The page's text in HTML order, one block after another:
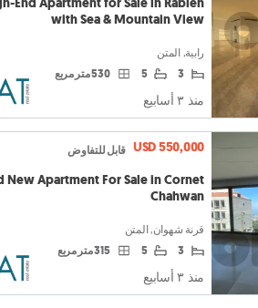
with Sea & Mountain View
رابية, المتن
3
5 530 متر مربع
منذ ٣ أسابيع
USD 550,000 قابل للتفاوض
New Apartment For Sale in Cornet
Chahwan
قرنة شهوان, المتن
3
5 315 متر مربع
منذ ٣ أسابيع